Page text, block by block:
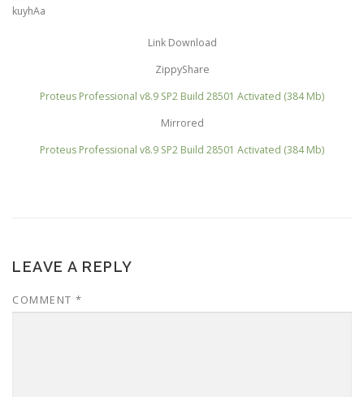
Link Download
ZippyShare
Proteus Professional v8.9 SP2 Build 28501 Activated (384 Mb)
Mirrored
Proteus Professional v8.9 SP2 Build 28501 Activated (384 Mb)
LEAVE A REPLY
COMMENT *